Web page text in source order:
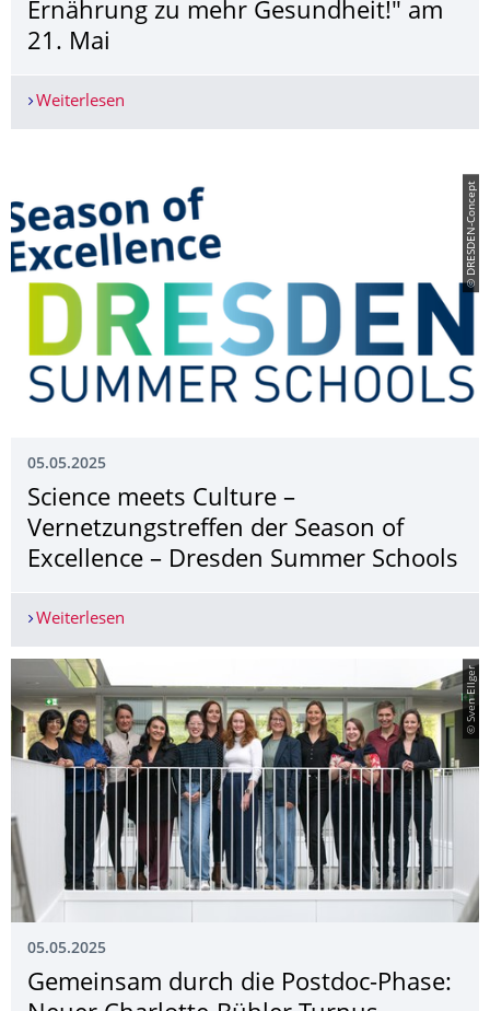
Ernährung zu mehr Gesundheit!" am
21. Mai
Weiterlesen
© DRESDEN-Concept
05.05.2025
Science meets Culture –
Vernetzungstreffen der Season of
Excellence – Dresden Summer Schools
Weiterlesen
© Sven Ellger
05.05.2025
Gemeinsam durch die Postdoc-Phase: